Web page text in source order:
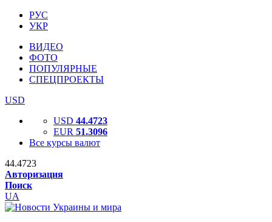
РУС
УКР
ВИДЕО
ФОТО
ПОПУЛЯРНЫЕ
СПЕЦПРОЕКТЫ
USD
USD 44.4723
EUR 51.3096
Все курсы валют
44.4723
Авторизация
Поиск
UA